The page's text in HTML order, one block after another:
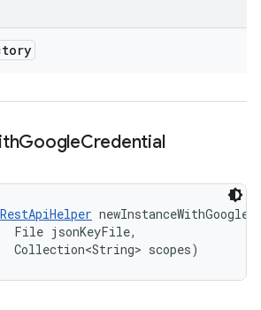
GoogleCredential
RestApiHelper
File jsonKeyFile,
Collection<String> scopes)